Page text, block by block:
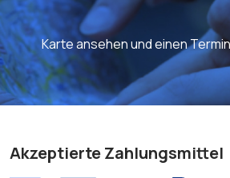
Karte ansehen und einen
Akzeptierte Zahlungsmittel